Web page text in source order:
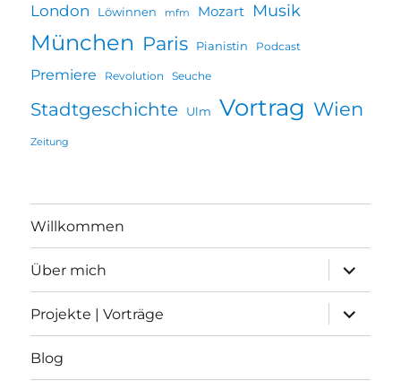
London Löwinnen mfm Mozart Musik
München Paris Pianistin Podcast
Premiere Revolution Seuche
Stadtgeschichte Ulm Vortrag Wien
Zeitung
Willkommen
Über mich
öffnen
Projekte | Vorträge
öffnen
Blog